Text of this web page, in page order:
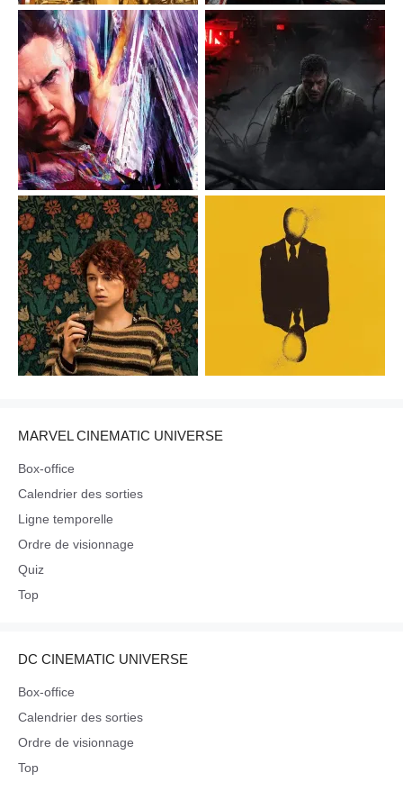
MARVEL CINEMATIC UNIVERSE
Box-office
Calendrier des sorties
Ligne temporelle
Ordre de visionnage
Quiz
Top
DC CINEMATIC UNIVERSE
Box-office
Calendrier des sorties
Ordre de visionnage
Top